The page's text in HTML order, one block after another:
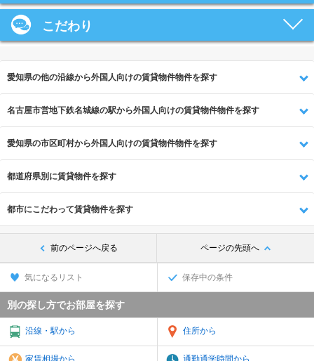
こだわり
愛知県の他の沿線から外国人向けの賃貸物件物件を探す
名古屋市営地下鉄名城線の駅から外国人向けの賃貸物件物件を探す
愛知県の市区町村から外国人向けの賃貸物件物件を探す
都道府県別に賃貸物件を探す
都市にこだわって賃貸物件を探す
前のページへ戻る ページの先頭へ
気になるリスト 保存中の条件
別の探し方でお部屋を探す
沿線・駅から 住所から
家賃相場から 通勤通学時間から